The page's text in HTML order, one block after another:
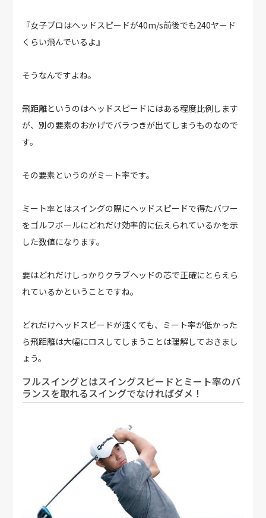
『女子プロはヘッドスピードが40m/s前後でも240ヤード
くらい飛んでいるよ』
そうなんですよね。
飛距離というのはヘッドスピードにはある程度比例します
が、別の要素のおかげでバラつきが出てしまうものなので
す。
その要素というのがミート率です。
ミート率とはスイングの際にヘッドスピードで得たバワー
をゴルフボールにどれだけ効率的に伝えられているかを示
した数値になります。
要はどれだけしっかりクラブヘッドの芯で正確にとらえら
れているかということですね。
どれだけヘッドスピードが速くても、ミート率が低かった
ら飛距離は大幅にロスしてしまうことは理解しておきまし
ょう。
フルスイングとはスイングスピードとミート率のバ
ランスを取れるスイングでなければダメ！